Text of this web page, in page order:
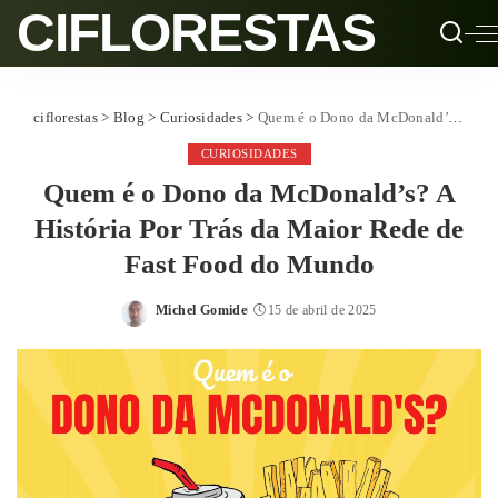
CIFLORESTAS
ciflorestas> Blog > Curiosidades> Quem é o Dono da McDonald’s? A História Por Trás da Maior Rede de Fast Food do Mundo
CURIOSIDADES
Quem é o Dono da McDonald’s? A
História Por Trás da Maior Rede de
Fast Food do Mundo
Posted
Michel Gomide 15 de abril de 2025